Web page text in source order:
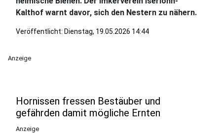
Kalthof warnt davor, sich den Nestern zu nähern.
Veröffentlicht: Dienstag, 19.05.2026 14:44
Anzeige
Hornissen fressen Bestäuber und
gefährden damit mögliche Ernten
Anzeige